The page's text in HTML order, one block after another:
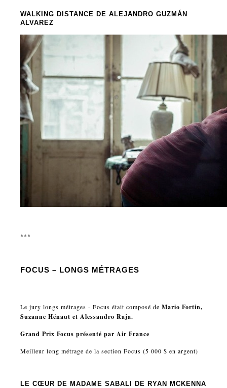
WALKING DISTANCE DE ALEJANDRO GUZMÁN
ALVAREZ
***
FOCUS – LONGS MÉTRAGES
Le jury longs métrages - Focus était composé deMario Fortin,
Suzanne Hénaut et Alessandro Raja.
Grand Prix Focus présenté par Air France
Meilleur long métrage de la section Focus (5 000 $ en argent)
LE CŒUR DE MADAME SABALI DE RYAN MCKENNA